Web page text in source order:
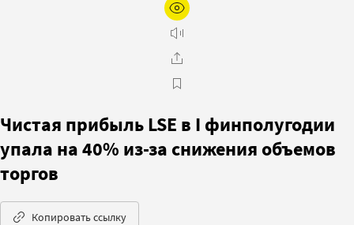
Чистая прибыль LSE в I финполугодии
упала на 40% из-за снижения объемов
торгов
Копировать ссылку